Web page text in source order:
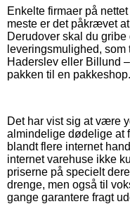
Enkelte firmaer på
meste er det påkrævet
Derudover skal du
leveringsmulighed,
Haderslev eller Billund
pakken til en pakkeshop.
Det har vist sig at være
almindelige dødelige at
blandt flere internet
internet varehuse ikke
priserne på specielt
drenge, men også til
gange garantere fragt